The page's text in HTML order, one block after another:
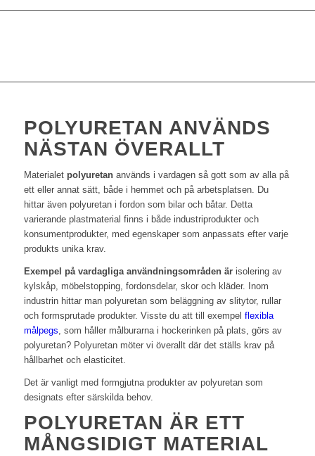
POLYURETAN ANVÄNDS
NÄSTAN ÖVERALLT
Materialet polyuretananvänds i vardagen så gott som av alla på
ett eller annat sätt, både i hemmet och på arbetsplatsen. Du
hittar även polyuretan i fordon som bilar och båtar. Detta
varierande plastmaterial finns i både industriprodukter och
konsumentprodukter, med egenskaper som anpassats efter varje
produkts unika krav.
Exempel på vardagliga användningsområden ärisolering av
kylskåp, möbelstopping, fordonsdelar, skor och kläder. Inom
industrin hittar man polyuretan som beläggning av slitytor, rullar
och formsprutade produkter. Visste du att till exempel flexibla
målpegs , som håller målburarna i hockerinken på plats, görs av
polyuretan? Polyuretan möter vi överallt där det ställs krav på
hållbarhet och elasticitet.
Det är vanligt med formgjutna produkter av polyuretan som
designats efter särskilda behov.
POLYURETAN ÄR ETT
MÅNGSIDIGT MATERIAL